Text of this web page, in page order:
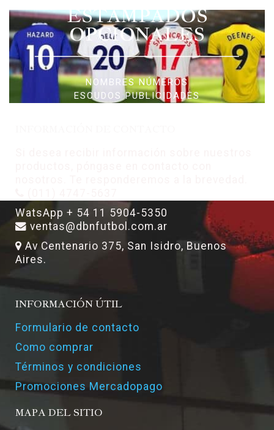
ESTAMPADOS
OPCIONALES
NOMBRES NÚMEROS
ESCUDOS PUBLICIDADES
WatsApp + 54 11 5904-5350
ventas@dbnfutbol.com.ar
Av Centenario 375, San Isidro, Buenos
Aires.
INFORMACIÓN ÚTIL
Formulario de contacto
Como comprar
Términos y condiciones
Promociones Mercadopago
MAPA DEL SITIO